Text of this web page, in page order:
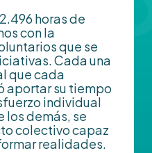
horas de
con la
que se
Cada una
que cada
aportar su tiempo
individual
los demás, se
colectivo capaz
realidades.